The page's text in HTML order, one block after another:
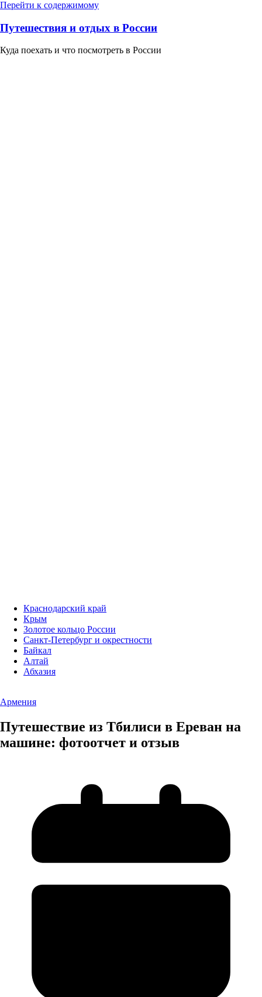
Перейти к содержимому
Путешествия и отдых в России
Куда поехать и что посмотреть в России
Краснодарский край
Крым
Золотое кольцо России
Санкт-Петербург и окрестности
Байкал
Алтай
Абхазия
Армения
Путешествие из Тбилиси в Ереван на
машине: фотоотчет и отзыв